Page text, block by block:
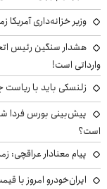
وزیر خزانه‌داری آمریکا
هشدار سنگین رئیس
وارداتی است!
زلنسکی باید با
است؟
پیام معنادار عراقچی:
ایران‌خودرو امروز با